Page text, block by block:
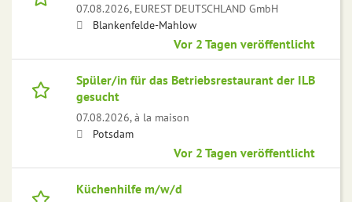
07.08.2026, EUREST DEUTSCHLAND GmbH
Blankenfelde-Mahlow
Vor 2 Tagen veröffentlicht
Spüler/in für das Betriebsrestaurant der ILB
gesucht
07.08.2026,à la maison
Potsdam
Vor 2 Tagen veröffentlicht
Küchenhilfe m/w/d